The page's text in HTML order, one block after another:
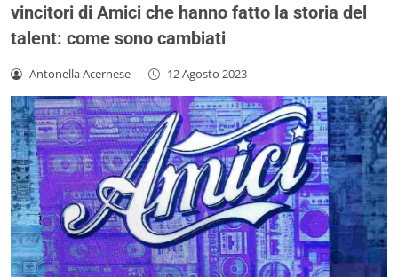
vincitori di Amici che hanno fatto la storia del
talent: come sono cambiati
Antonella Acernese - 12 Agosto 2023